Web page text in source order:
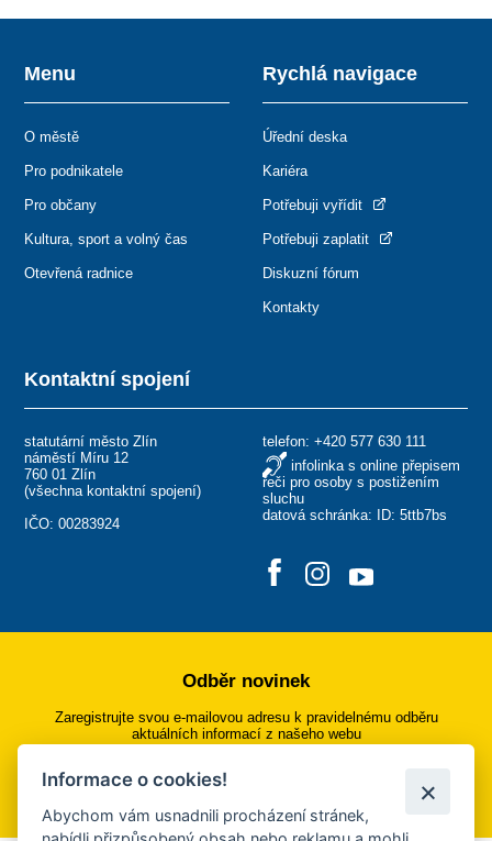
Kontaktní spojení
statutární město Zlín
náměstí Míru 12
760 01 Zlín
(všechna kontaktní spojení)
IČO: 00283924
telefon: +420 577 630 111
infolinka s online přepisem
řeči pro osoby s postižením
sluchu
datová schránka: ID: 5ttb7bs
Menu
O městě
Pro podnikatele
Pro občany
Kultura, sport a volný čas
Otevřená radnice
Rychlá navigace
Úřední deska
Kariéra
Potřebuji vyřídit
Potřebuji zaplatit
Diskuzní fórum
Kontakty
Odběr novinek
Zaregistrujte svou e-mailovou adresu k pravidelnému odběru
aktuálních informací z našeho webu
Přihlásit se k odběru
Informace o cookies!
Abychom vám usnadnili procházení stránek,